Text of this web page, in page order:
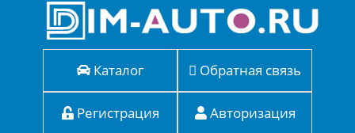
Каталог Обратная связь
Регистрация Авторизация